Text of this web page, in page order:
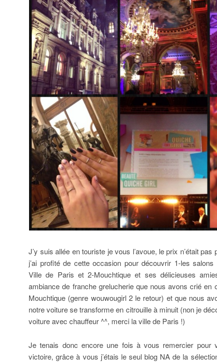
J’y suis allée en touriste je vous l’avoue, le prix n’était
j’ai profité de cette occasion pour découvrir 1-les salons
Ville de Paris et 2-Mouchtique et ses délicieuses
ambiance de franche grelucherie que nous avons crié en
Mouchtique (genre wouwougirl 2 le retour) et que nous
notre voiture se transforme en citrouille à minuit (non je
voiture avec chauffeur ^^, merci la ville de Paris !)
Je tenais donc encore une fois à vous remercier pour
victoire, grâce à vous j’étais le seul blog NA de la